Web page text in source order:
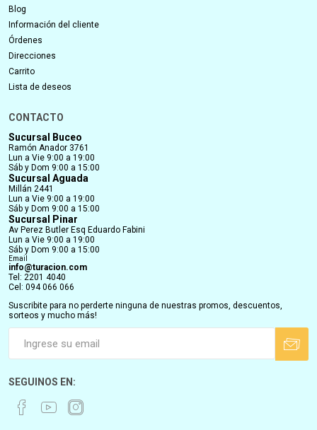
Blog
Información del cliente
Órdenes
Direcciones
Carrito
Lista de deseos
CONTACTO
Sucursal Buceo
Ramón Anador 3761
Lun a Vie 9:00 a 19:00
Sáb y Dom 9:00 a 15:00
Sucursal Aguada
Millán 2441
Lun a Vie 9:00 a 19:00
Sáb y Dom 9:00 a 15:00
Sucursal Pinar
Av Perez Butler Esq Eduardo Fabini
Lun a Vie 9:00 a 19:00
Sáb y Dom 9:00 a 15:00
Email
info@turacion.com
Tel: 2201 4040
Cel: 094 066 066
Suscribite para no perderte ninguna de nuestras promos, descuentos,
sorteos y mucho más!
SEGUINOS EN: